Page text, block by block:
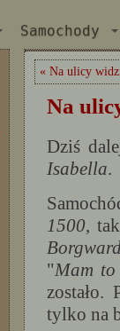
Samochody
« Na ulicy
Na
Dziś
Isabella.
1500,
"Mam to
tylko na